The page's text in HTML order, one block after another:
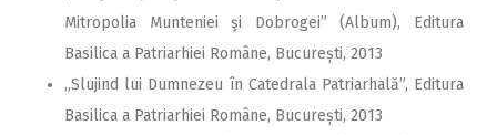
Mitropolia Munteniei şi Dobrogei” (Album), Editura
Basilica a Patriarhiei Române, București, 2013
,,Slujind lui Dumnezeu în Catedrala Patriarhală”, Editura
Basilica a Patriarhiei Române, București, 2013